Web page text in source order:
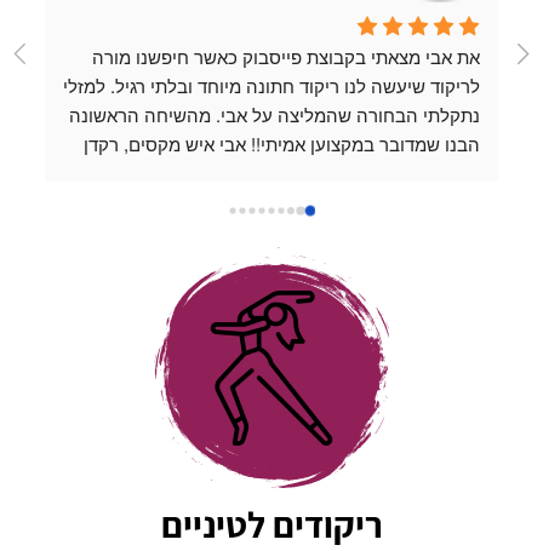
החמיא לנו על הריקוד המדהים שלנו ❤️
ריקודים לטיניים